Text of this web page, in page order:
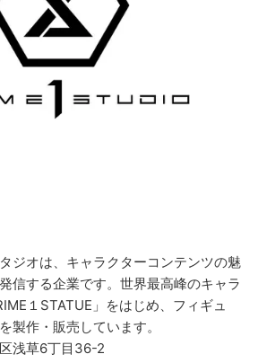
ジオは、キャラクターコンテンツの魅
信する企業です。世界最高峰のキャラ
１STATUE」をはじめ、フィギュ
製作・販売しています。
浅草6丁目36-2